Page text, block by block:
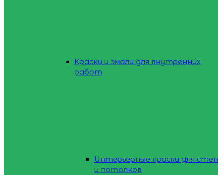
Краски и эмали для внутренних
работ
Интерьерные краски для стен
и потолков